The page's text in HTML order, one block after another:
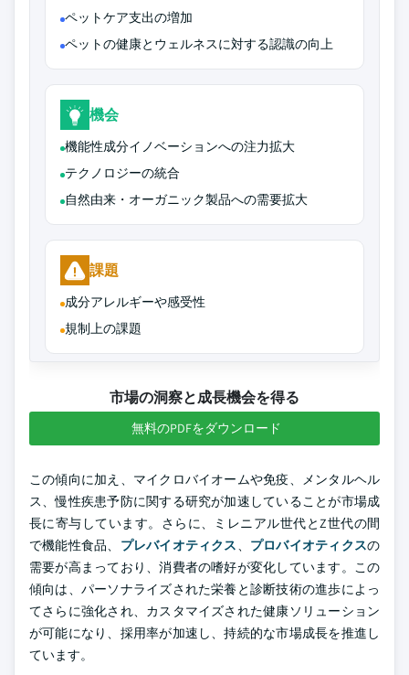
ペットケア支出の増加
ペットの健康とウェルネスに対する認識の向上
機会
機能性成分イノベーションへの注力拡大
テクノロジーの統合
自然由来・オーガニック製品への需要拡大
課題
成分アレルギーや感受性
規制上の課題
市場の洞察と成長機会を得る
無料のPDFをダウンロード
この傾向に加え、マイクロバイオームや免疫、メンタルヘル
ス、慢性疾患予防に関する研究が加速していることが市場成
長に寄与しています。さらに、ミレニアル世代とZ世代の間
で機能性食品、 プレバイオティクス、 プロバイオティクスの
需要が高まっており、消費者の嗜好が変化しています。この
傾向は、パーソナライズされた栄養と診断技術の進歩によっ
てさらに強化され、カスタマイズされた健康ソリューション
が可能になり、採用率が加速し、持続的な市場成長を推進し
ています。